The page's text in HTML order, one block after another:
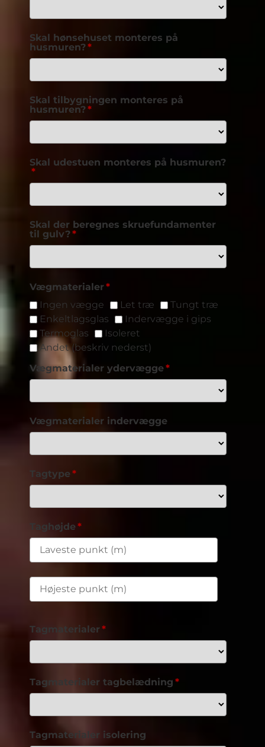
Skal hønsehuset monteres på
husmuren?
Skal tilbygningen monteres på
husmuren?
Skal udestuen monteres på husmuren?
Skal der beregnes skruefundamenter
til gulv?
Vægmaterialer
Ingen vægge
Let træ
Tungt træ
Enkeltlagsglas
Indervægge i gips
Termoglas
Isoleret
Andet (beskriv nederst)
Vægmaterialer ydervægge
Vægmaterialer indervægge
Tagtype
Taghøjde
Tagmaterialer
Tagmaterialer tagbelædning
Tagmaterialer isolering